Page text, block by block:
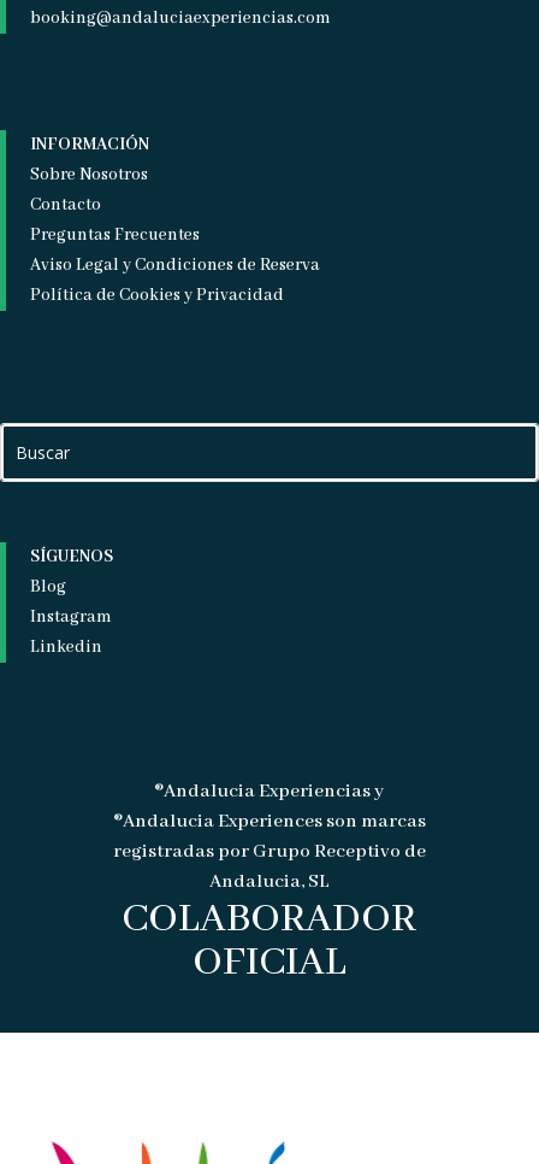
booking@andaluciaexperiencias.com
INFORMACIÓN
Sobre Nosotros
Contacto
Preguntas Frecuentes
Aviso Legal y Condiciones de Reserva
Política de Cookies y Privacidad
SÍGUENOS
Blog
Instagram
Linkedin
®Andalucia Experiencias y
®Andalucia Experiences son marcas
registradas por Grupo Receptivo de
Andalucia, SL
COLABORADOR
OFICIAL